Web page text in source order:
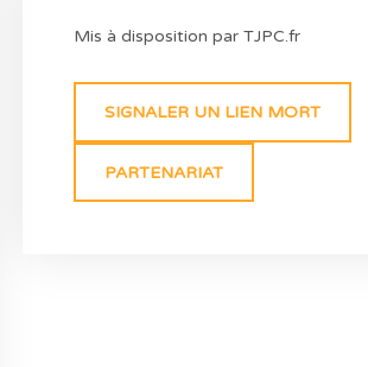
Mis à disposition par TJPC.fr
SIGNALER UN LIEN MORT
PARTENARIAT